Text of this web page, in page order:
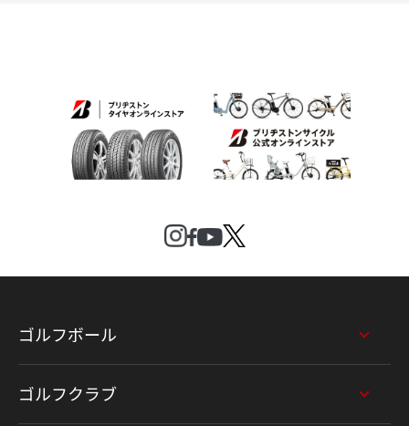
ゴルフボール
ゴルフクラブ